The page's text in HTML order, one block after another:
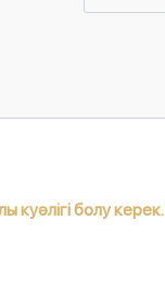
куәлігі болу керек.